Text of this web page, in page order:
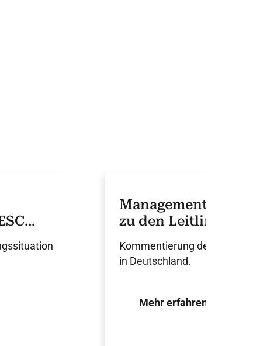
Management von
zu den Leitlinien
Kommentierung der von der
in Deutschland.
Mehr erfahren